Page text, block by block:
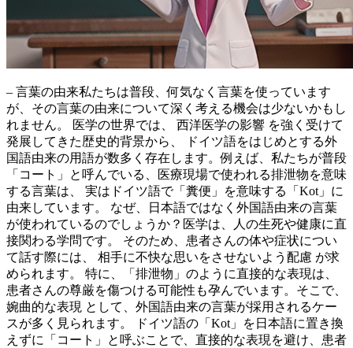
– 言葉の由来私たちは普段、何気なく言葉を使っています
が、その言葉の由来について深く考える機会は少ないかもし
れません。 医学の世界では、 西洋医学の影響 を強く受けて
発展してきた歴史的背景から、 ドイツ語をはじめとする外
国語由来の用語が数多く存在します。例えば、私たちが普段
「コート」と呼んでいる、医療現場で使われる排泄物を意味
する言葉は、 実はドイツ語で「糞便」を意味する「Kot」に
由来しています。 なぜ、日本語ではなく外国語由来の言葉
が使われているのでしょうか？医学は、人の生死や健康に直
接関わる学問です。 そのため、患者さんの体や症状につい
て話す際には、 相手に不快な思いをさせないよう配慮 が求
められます。 特に、「排泄物」のように直接的な表現は、
患者さんの尊厳を傷つける可能性も孕んでいます。そこで、
婉曲的な表現 として、外国語由来の言葉が採用されるケー
スが多く見られます。 ドイツ語の「Kot」を日本語に置き換
えずに「コート」と呼ぶことで、直接的な表現を避け、患者